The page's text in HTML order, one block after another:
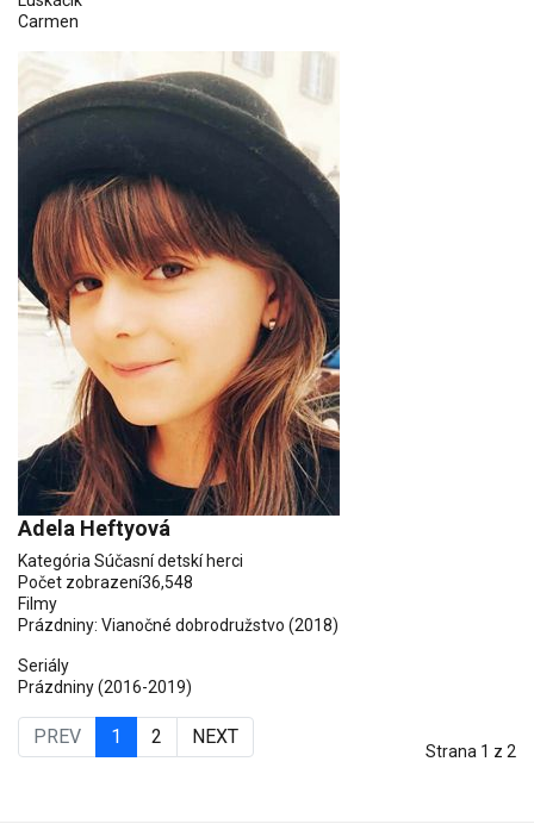
Carmen
Adela Heftyová
Kategória Súčasní detskí herci
Počet zobrazení36,548
Filmy
Prázdniny: Vianočné dobrodružstvo (2018)
Seriály
Prázdniny(2016-2019)
PREV 1 2 NEXT
Strana 1 z 2